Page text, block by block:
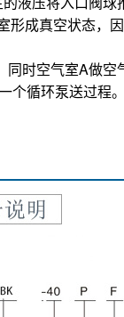
空气引导至空气室
液压将入口阀
时空气室 A 做